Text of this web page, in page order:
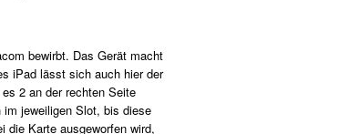
bewirbt. Das Gerät macht
iPad lässt sich auch hier der
2 an der rechten Seite
jeweiligen Slot, bis diese
die Karte ausgeworfen wird,